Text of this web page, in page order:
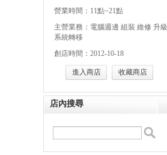
營業時間：11點~21點
主營業務：電腦週邊 組裝 維修 升級
系統轉移
創店時間：2012-10-18
進入商店 收藏商店
店內搜尋